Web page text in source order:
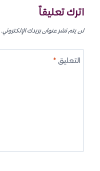
اترك تعليقاً
لن يتم نشر عنوان بريدك الإلكتروني.
التعليق*